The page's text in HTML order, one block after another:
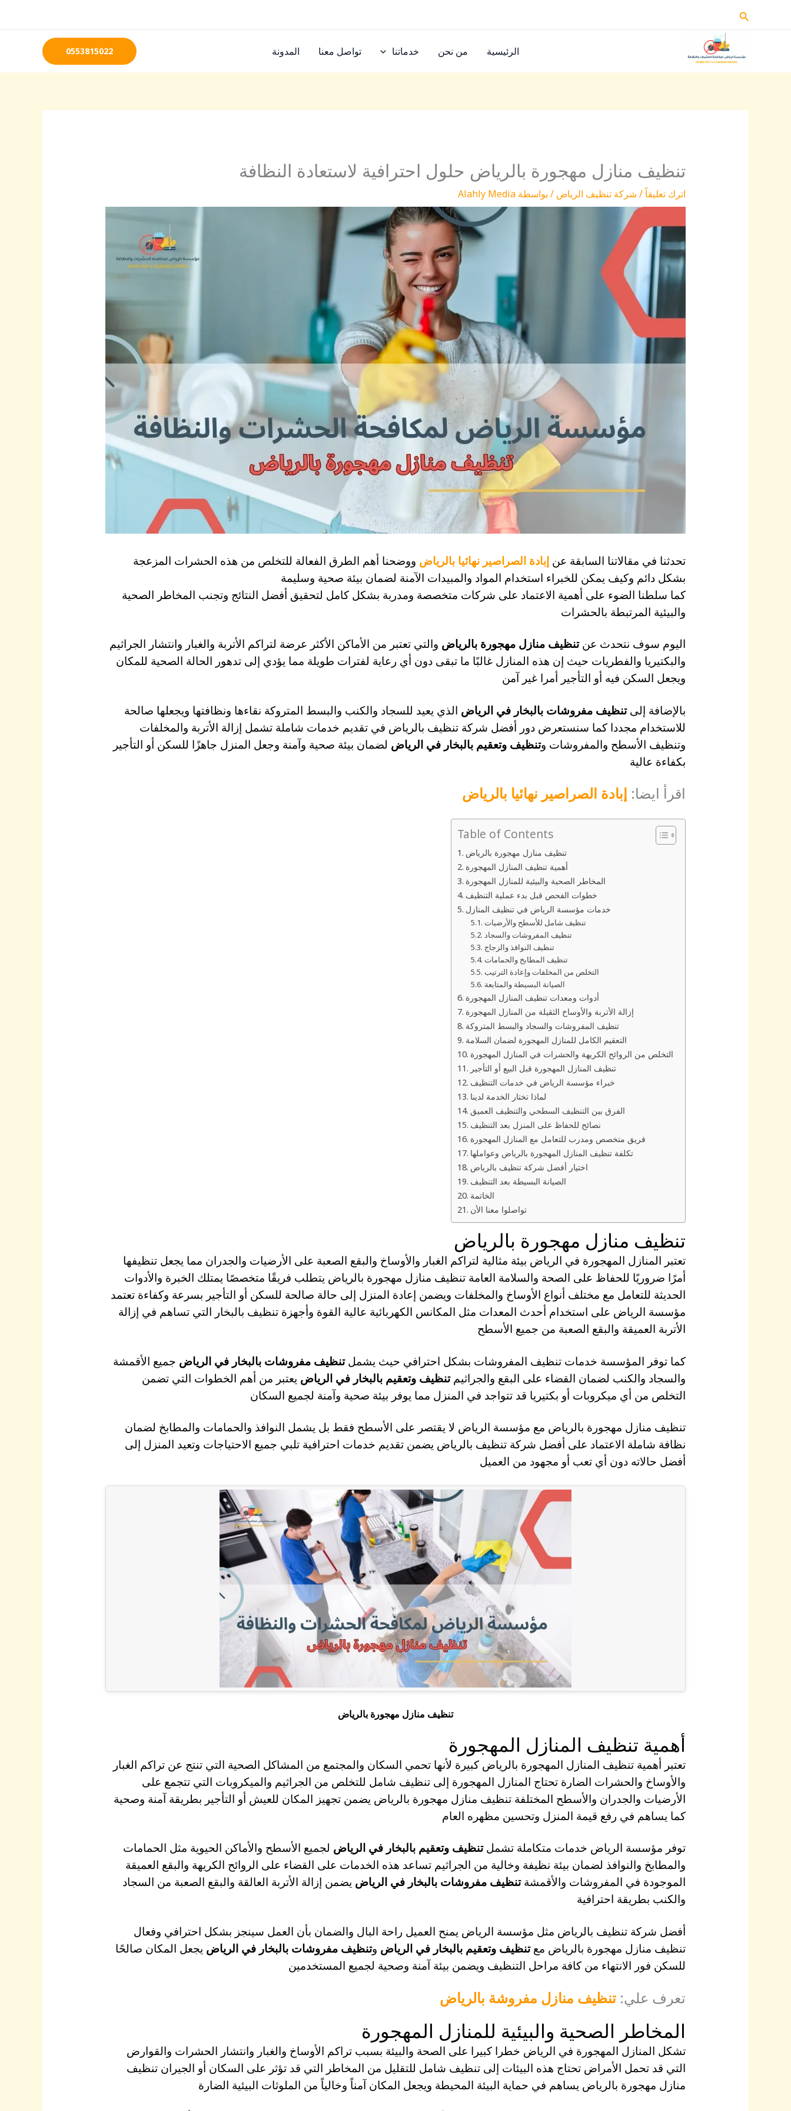
البحث
الرئيسية من نحن خدماتنا تواصل معنا المدونة 0553815022
تنظيف منازل مهجورة بالرياض حلول احترافية لاستعادة النظافة
اترك تعليقاً/ شركة تنظيف الرياض / بواسطة Alahly Media
تحدثنا في مقالاتنا السابقة عن إبادة الصراصير نهائيا بالرياض ووضحنا أهم الطرق الفعالة للتخلص من هذه الحشرات المزعجة
بشكل دائم وكيف يمكن للخبراء استخدام المواد والمبيدات الآمنة لضمان بيئة صحية وسليمة
كما سلطنا الضوء على أهمية الاعتماد على شركات متخصصة ومدربة بشكل كامل لتحقيق أفضل النتائج وتجنب المخاطر الصحية
والبيئية المرتبطة بالحشرات
اليوم سوف نتحدث عنتنظيف منازل مهجورة بالرياض والتي تعتبر من الأماكن الأكثر عرضة لتراكم الأتربة والغبار وانتشار الجراثيم
والبكتيريا والفطريات حيث إن هذه المنازل غالبًا ما تبقى دون أي رعاية لفترات طويلة مما يؤدي إلى تدهور الحالة الصحية للمكان
ويجعل السكن فيه أو التأجير أمرا غير آمن
بالإضافة إلىتنظيف مفروشات بالبخار في الرياض الذي يعيد للسجاد والكنب والبسط المتروكة نقاءها ونظافتها ويجعلها صالحة
للاستخدام مجددا كما سنستعرض دور أفضل شركة تنظيف بالرياض في تقديم خدمات شاملة تشمل إزالة الأتربة والمخلفات
وتنظيف الأسطح والمفروشات وتنظيف وتعقيم بالبخار في الرياض لضمان بيئة صحية وآمنة وجعل المنزل جاهزًا للسكن أو التأجير
بكفاءة عالية
اقرأ ايضا: إبادة الصراصير نهائيا بالرياض
Table of Contents
تنظيف منازل مهجورة بالرياض
أهمية تنظيف المنازل المهجورة
المخاطر الصحية والبيئية للمنازل المهجورة
خطوات الفحص قبل بدء عملية التنظيف
خدمات مؤسسة الرياض في تنظيف المنازل
تنظيف شامل للأسطح والأرضيات
تنظيف المفروشات والسجاد
تنظيف النوافذ والزجاج
تنظيف المطابخ والحمامات
التخلص من المخلفات وإعادة الترتيب
الصيانة البسيطة والمتابعة
أدوات ومعدات تنظيف المنازل المهجورة
إزالة الأتربة والأوساخ الثقيلة من المنازل المهجورة
تنظيف المفروشات والسجاد والبسط المتروكة
التعقيم الكامل للمنازل المهجورة لضمان السلامة
التخلص من الروائح الكريهة والحشرات في المنازل المهجورة
تنظيف المنازل المهجورة قبل البيع أو التأجير
خبراء مؤسسة الرياض في خدمات التنظيف
لماذا تختار الخدمة لدينا
الفرق بين التنظيف السطحي والتنظيف العميق
نصائح للحفاظ على المنزل بعد التنظيف
فريق متخصص ومدرب للتعامل مع المنازل المهجورة
تكلفة تنظيف المنازل المهجورة بالرياض وعواملها
اختيار أفضل شركة تنظيف بالرياض
الصيانة البسيطة بعد التنظيف
الخاتمة
تواصلوا معنا الأن
تنظيف منازل مهجورة بالرياض
تعتبر المنازل المهجورة في الرياض بيئة مثالية لتراكم الغبار والأوساخ والبقع الصعبة على الأرضيات والجدران مما يجعل تنظيفها
أمرًا ضروريًا للحفاظ على الصحة والسلامة العامة تنظيف منازل مهجورة بالرياض يتطلب فريقًا متخصصًا يمتلك الخبرة والأدوات
الحديثة للتعامل مع مختلف أنواع الأوساخ والمخلفات ويضمن إعادة المنزل إلى حالة صالحة للسكن أو التأجير بسرعة وكفاءة تعتمد
مؤسسة الرياض على استخدام أحدث المعدات مثل المكانس الكهربائية عالية القوة وأجهزة تنظيف بالبخار التي تساهم في إزالة
الأتربة العميقة والبقع الصعبة من جميع الأسطح
كما توفر المؤسسة خدمات تنظيف المفروشات بشكل احترافي حيث يشملتنظيف مفروشات بالبخار في الرياض جميع الأقمشة
والسجاد والكنب لضمان القضاء على البقع والجراثيمتنظيف وتعقيم بالبخار في الرياض يعتبر من أهم الخطوات التي تضمن
التخلص من أي ميكروبات أو بكتيريا قد تتواجد في المنزل مما يوفر بيئة صحية وآمنة لجميع السكان
تنظيف منازل مهجورة بالرياض مع مؤسسة الرياض لا يقتصر على الأسطح فقط بل يشمل النوافذ والحمامات والمطابخ لضمان
نظافة شاملة الاعتماد على أفضل شركة تنظيف بالرياض يضمن تقديم خدمات احترافية تلبي جميع الاحتياجات وتعيد المنزل إلى
أفضل حالاته دون أي تعب أو مجهود من العميل
تنظيف منازل مهجورة بالرياض
أهمية تنظيف المنازل المهجورة
تعتبر أهمية تنظيف المنازل المهجورة بالرياض كبيرة لأنها تحمي السكان والمجتمع من المشاكل الصحية التي تنتج عن تراكم الغبار
والأوساخ والحشرات الضارة تحتاج المنازل المهجورة إلى تنظيف شامل للتخلص من الجراثيم والميكروبات التي تتجمع على
الأرضيات والجدران والأسطح المختلفة تنظيف منازل مهجورة بالرياض يضمن تجهيز المكان للعيش أو التأجير بطريقة آمنة وصحية
كما يساهم في رفع قيمة المنزل وتحسين مظهره العام
توفر مؤسسة الرياض خدمات متكاملة تشمل تنظيف وتعقيم بالبخار في الرياض لجميع الأسطح والأماكن الحيوية مثل الحمامات
والمطابخ والنوافذ لضمان بيئة نظيفة وخالية من الجراثيم تساعد هذه الخدمات على القضاء على الروائح الكريهة والبقع العميقة
الموجودة في المفروشات والأقمشةتنظيف مفروشات بالبخار في الرياض يضمن إزالة الأتربة العالقة والبقع الصعبة من السجاد
والكنب بطريقة احترافية
أفضل شركة تنظيف بالرياض مثل مؤسسة الرياض يمنح العميل راحة البال والضمان بأن العمل سينجز بشكل احترافي وفعال
تنظيف منازل مهجورة بالرياض معتنظيف وتعقيم بالبخار في الرياض وتنظيف مفروشات بالبخار في الرياض يجعل المكان صالحًا
للسكن فور الانتهاء من كافة مراحل التنظيف ويضمن بيئة آمنة وصحية لجميع المستخدمين
تعرف علي: تنظيف منازل مفروشة بالرياض
المخاطر الصحية والبيئية للمنازل المهجورة
تشكل المنازل المهجورة في الرياض خطرا كبيرا على الصحة والبيئة بسبب تراكم الأوساخ والغبار وانتشار الحشرات والقوارض
التي قد تحمل الأمراض تحتاج هذه البيئات إلى تنظيف شامل للتقليل من المخاطر التي قد تؤثر على السكان أو الجيران تنظيف
منازل مهجورة بالرياض يساهم في حماية البيئة المحيطة ويجعل المكان آمناً وخالياً من الملوثات البيئية الضارة